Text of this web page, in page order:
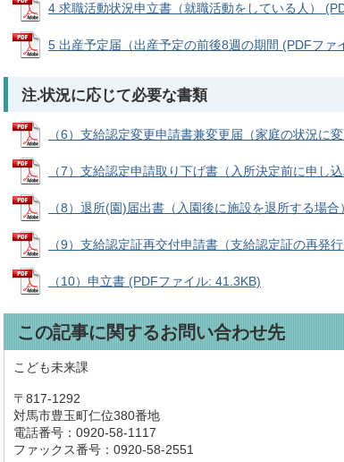
4 求職活動状況申立書（就職活動をしている人）
5 出産予定届（出産予定の前後8週の期間 (PDFファ
注.状況に応じて必要な書類
（6）支給認定変更申請書兼変更届（家庭の状況に
（7）支給認定申請取り下げ書（入所決定前に申し
（8）退所(園)届出書（入園後に施設を退所する場
（9）支給認定証再交付申請書（支給認定証の再発
（10）申立書 (PDFファイル: 41.3KB)
この記事に関するお問い合わせ先
こども未来課
〒817-1292
対馬市豊玉町仁位380番地
電話番号：0920-58-1117
ファックス番号：0920-58-2551